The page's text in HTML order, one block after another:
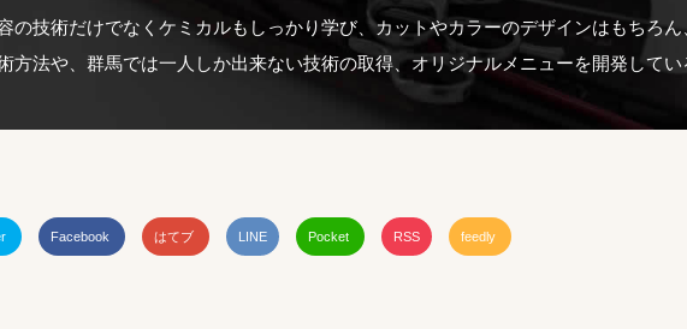
の技術だけでなくケミカルもしっかり学び、カットやカラーのデザインはもちろ
方法や、群馬では一人しか出来ない技術の取得、オリジナルメニューを開発してい
Facebook はてブ LINE Pocket RSS feedly